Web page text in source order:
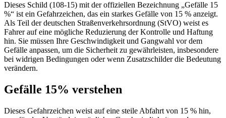
Dieses Schild (108-15) mit der offiziellen Bezeichnung „Gefälle 15
%“ ist ein Gefahrzeichen, das ein starkes Gefälle von 15 % anzeigt.
Als Teil der deutschen Straßenverkehrsordnung (StVO) weist es
Fahrer auf eine mögliche Reduzierung der Kontrolle und Haftung
hin. Sie müssen Ihre Geschwindigkeit und Gangwahl vor dem
Gefälle anpassen, um die Sicherheit zu gewährleisten, insbesondere
bei widrigen Bedingungen oder wenn Zusatzschilder die Bedeutung
verändern.
Gefälle 15% verstehen
Dieses Gefahrzeichen weist auf eine steile Abfahrt von 15 % hin,